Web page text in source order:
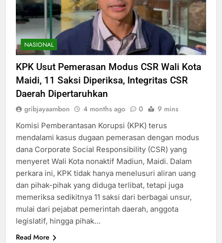
NASIONAL
KPK Usut Pemerasan Modus CSR Wali Kota
Maidi, 11 Saksi Diperiksa, Integritas CSR
Daerah Dipertaruhkan
gribjayaambon 4 months ago 0 9 mins
Komisi Pemberantasan Korupsi (KPK) terus
mendalami kasus dugaan pemerasan dengan modus
dana Corporate Social Responsibility (CSR) yang
menyeret Wali Kota nonaktif Madiun, Maidi. Dalam
perkara ini, KPK tidak hanya menelusuri aliran uang
dan pihak-pihak yang diduga terlibat, tetapi juga
memeriksa sedikitnya 11 saksi dari berbagai unsur,
mulai dari pejabat pemerintah daerah, anggota
legislatif, hingga pihak…
Read More